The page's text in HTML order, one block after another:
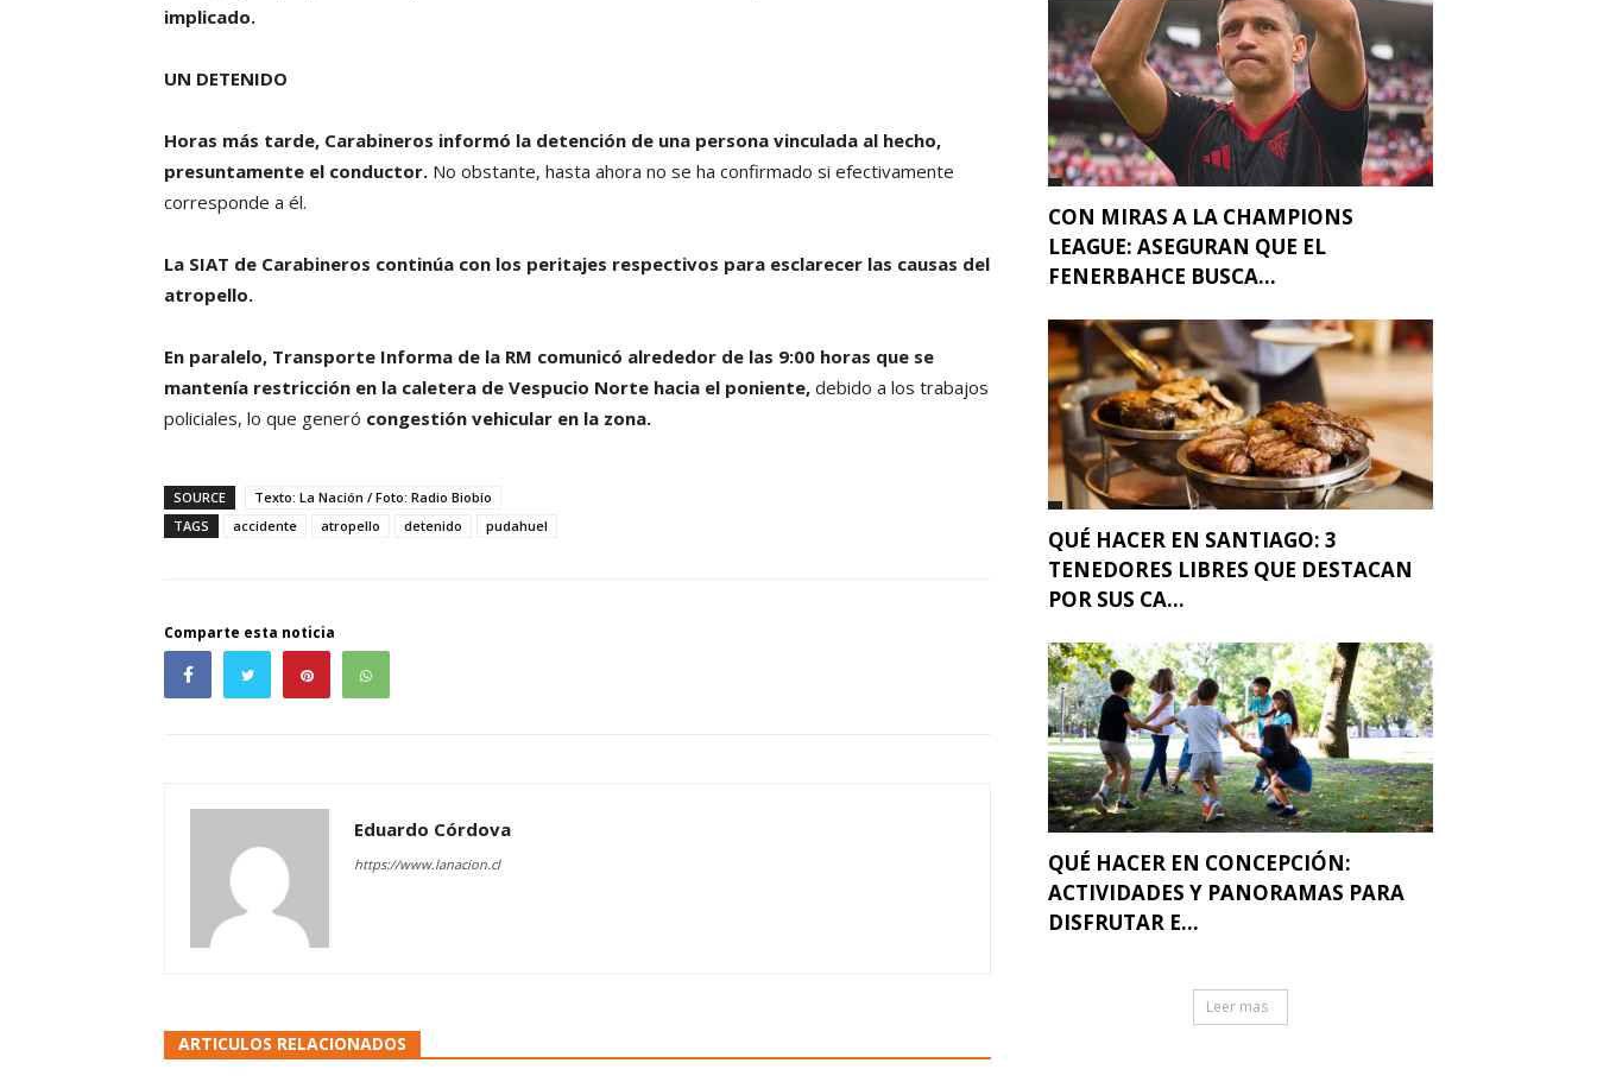
implicado.
UN DETENIDO
Horas más tarde, Carabineros informó la detención de una persona vinculada al hecho,
presuntamente el conductor. No obstante, hasta ahora no se ha confirmado si efectivamente
corresponde a él.
La SIAT de Carabineros continúa con los peritajes respectivos para esclarecer las causas del
atropello.
En paralelo, Transporte Informa de la RM comunicó alrededor de las 9:00 horas que se
mantenía restricción en la caletera de Vespucio Norte hacia el poniente, debido a los trabajos
policiales, lo que generó congestión vehicular en la zona.
SOURCE
Texto: La Nación / Foto: Radio Biobío
TAGS
accidente atropello detenido pudahuel
Comparte esta noticia
Eduardo Córdova
https://www.lanacion.cl
ARTICULOS RELACIONADOS
CON MIRAS A LA CHAMPIONS
LEAGUE: ASEGURAN QUE EL
FENERBAHCE BUSCA...
QUÉ HACER EN SANTIAGO: 3
TENEDORES LIBRES QUE DESTACAN
POR SUS CA...
QUÉ HACER EN CONCEPCIÓN:
ACTIVIDADES Y PANORAMAS PARA
DISFRUTAR E...
Leer mas